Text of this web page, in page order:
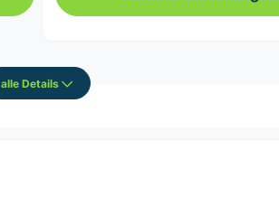
alle Details